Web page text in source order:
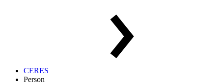
CERES
Person